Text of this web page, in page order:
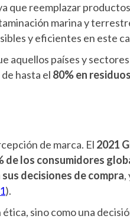
que reemplazar
marina y
y eficientes en este
aquellos países y
hasta el 80% en
de marca. El 2021
de los consumidores
decisiones de compra,
).
sino como una